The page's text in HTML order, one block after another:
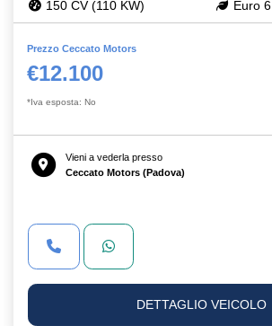
150 CV (110 KW) Euro 6
Prezzo Ceccato Motors
€12.100
*Iva esposta: No
Vieni a vederla presso
Ceccato Motors (Padova)
DETTAGLIO VEICOLO